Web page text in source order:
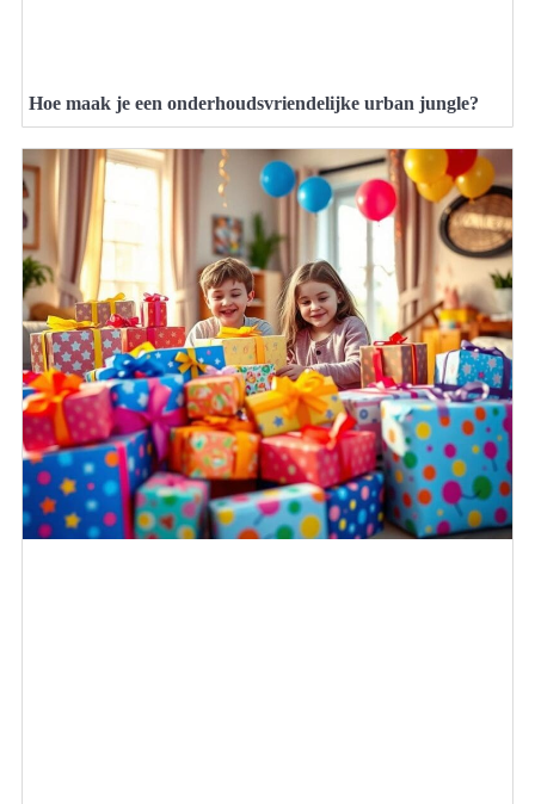
Hoe maak je een onderhoudsvriendelijke urban jungle?